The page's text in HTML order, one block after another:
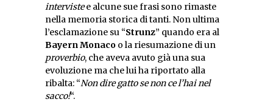
intervistee alcune sue frasi sono rimaste
nella memoria storica di tanti. Non ultima
l’esclamazione su “Strunz” quando era al
Bayern Monaco o la riesumazione di un
proverbio, che aveva avuto già una sua
evoluzione ma che lui ha riportato alla
ribalta: “Non dire gatto se non ce l’hai nel
sacco!“.